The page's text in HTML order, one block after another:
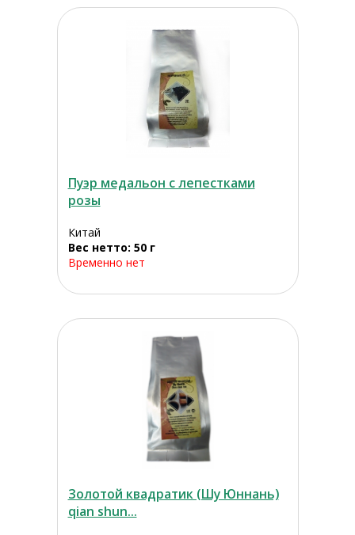
Пуэр медальон с лепестками
розы
Китай
Вес нетто: 50 г
Временно нет
Золотой квадратик (Шу Юннань)
qian shun...